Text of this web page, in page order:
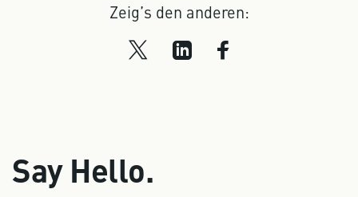
Zeig’s den anderen:
Say Hello.